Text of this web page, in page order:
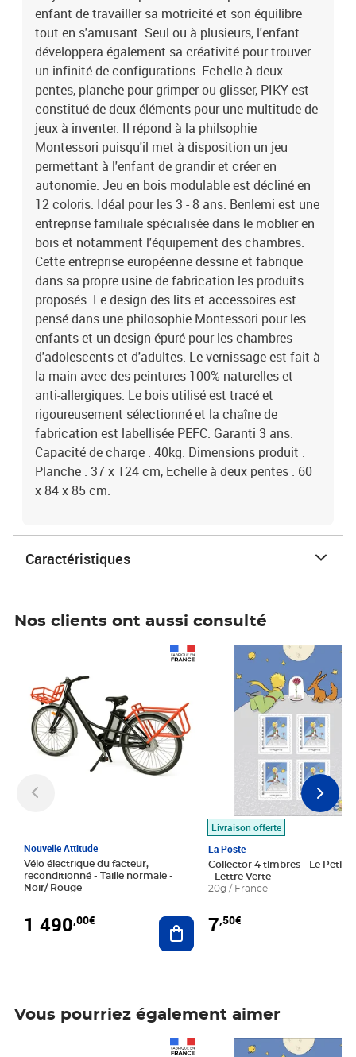
design épuré pour les chambres d'adolescents et d'adultes. Le
vernissage est fait à la main avec des peintures 100% naturelles et
anti-allergiques. Le bois utilisé est tracé et rigoureusement
sélectionné et la chaîne de fabrication est labellisée PEFC. Garanti
3 ans. Capacité de charge : 40kg. Dimensions produit : Planche :
37 x 124 cm, Echelle à deux pentes : 60 x 84 x 85 cm.
enfant de travailler sa motricité et son équilibre
tout en s'amusant. Seul ou à plusieurs, l'enfant
développera également sa créativité pour trouver
un infinité de configurations. Echelle à deux
pentes, planche pour grimper ou glisser, PIKY est
constitué de deux éléments pour une multitude de
jeux à inventer. Il répond à la philsophie
Montessori puisqu'il met à disposition un jeu
permettant à l'enfant de grandir et créer en
autonomie. Jeu en bois modulable est décliné en
12 coloris. Idéal pour les 3 - 8 ans. Benlemi est une
entreprise familiale spécialisée dans le moblier en
bois et notamment l'équipement des chambres.
Cette entreprise européenne dessine et fabrique
dans sa propre usine de fabrication les produits
proposés. Le design des lits et accessoires est
pensé dans une philosophie Montessori pour les
enfants et un design épuré pour les chambres
d'adolescents et d'adultes. Le vernissage est fait à
la main avec des peintures 100% naturelles et
anti-allergiques. Le bois utilisé est tracé et
rigoureusement sélectionné et la chaîne de
fabrication est labellisée PEFC. Garanti 3 ans.
Capacité de charge : 40kg. Dimensions produit :
Planche : 37 x 124 cm, Echelle à deux pentes : 60
x 84 x 85 cm.
Caractéristiques
Nos clients ont aussi consulté
Nouvelle Attitude
Vélo électrique du facteur,
reconditionné - Taille normale -
Noir/ Rouge
1 490,00€ Ajouter au panier
Livraison offerte
La Poste
Collector 4 timbres - Le Petit
- Lettre Verte
20g / France
7,50€
Prix 7,50€
Vous pourriez également aimer
Prix 7,50€